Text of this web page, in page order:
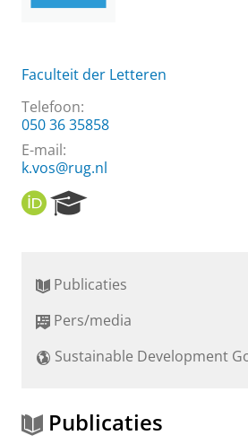
Faculteit der Letteren
Telefoon:
050 36 35858
E-mail:
k.vos@rug.nl
O
R
r
h
o
a
l
Publicaties
Pers/media
Sustainable Development
Publicaties